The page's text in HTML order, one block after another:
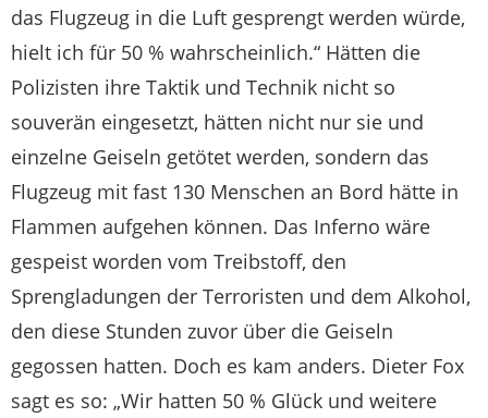
das Flugzeug in die Luft gesprengt werden würde,
hielt ich für 50 % wahrscheinlich.“ Hätten die
Polizisten ihre Taktik und Technik nicht so
souverän eingesetzt, hätten nicht nur sie und
einzelne Geiseln getötet werden, sondern das
Flugzeug mit fast 130 Menschen an Bord hätte in
Flammen aufgehen können. Das Inferno wäre
gespeist worden vom Treibstoff, den
Sprengladungen der Terroristen und dem Alkohol,
den diese Stunden zuvor über die Geiseln
gegossen hatten. Doch es kam anders. Dieter Fox
sagt es so: „Wir hatten 50 % Glück und weitere